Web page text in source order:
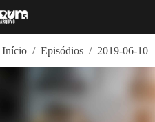
para
Início / Episódios / 2019-06-10